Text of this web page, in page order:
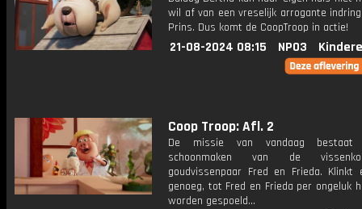
wil af van een vreselijk arrogante
Prins. Dus komt de CoopTroop in actie!
21-08-2024 08:15 NPO3
Coop Troop: Afl. 2
De missie van vandaag
schoonmaken van de
goudvissenpaar Fred en Frieda. Klinkt
genoeg, tot Fred en Frieda per ongeluk
worden gespoeld...